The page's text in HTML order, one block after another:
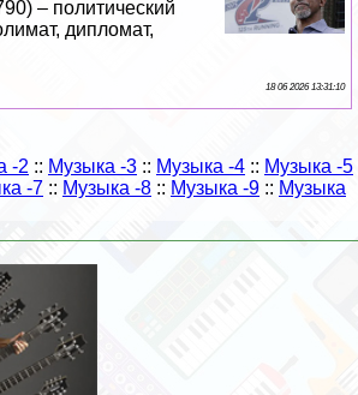
– политический
дипломат,
18 06 2026 13:31:10
-2 :: Музыка -3 :: Музыка -4 :: Музыка -5
-7 :: Музыка -8 :: Музыка -9 :: Музыка